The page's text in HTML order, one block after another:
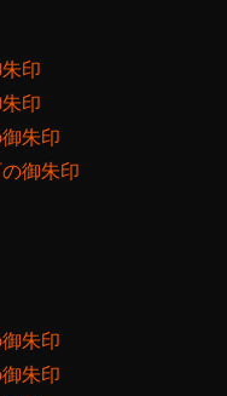
印
印
朱印
御朱印
朱印
朱印